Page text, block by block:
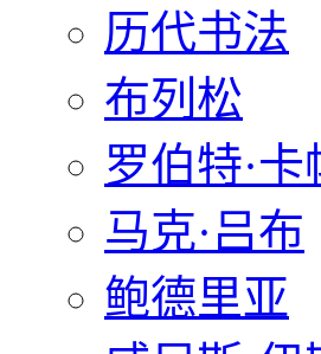
历代书法
布列松
罗伯特·卡
马克·吕布
鲍德里亚